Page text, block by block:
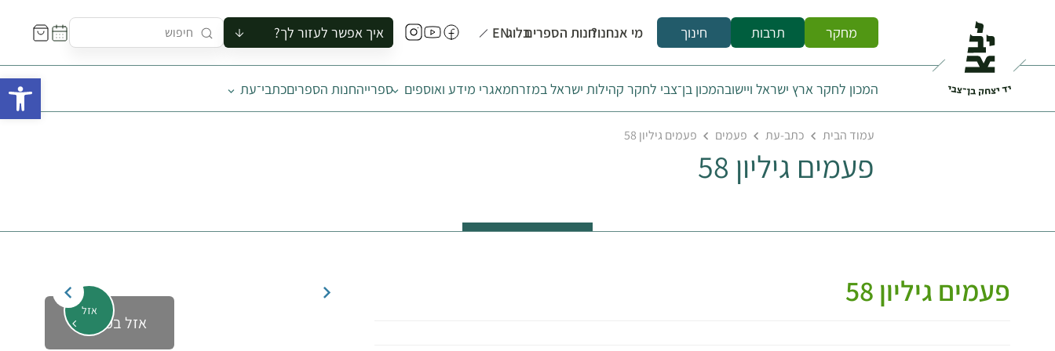
מחקר תרבות חינוך מי אנחנו?חנות הספריםבלוגEN איך אפשר לעזור לך?
להזמין סיור לקבוצה
להירשם לסיור
להירשם לקורס
המכון לחקר ארץ ישראל ויישובהמכון בן־צבי לחקר קהילות ישראל במזרחמאגרי מידע ואוספים ספרייהחנות הספריםכתבי־עת
עמוד הבית כתב-עת פעמים פעמים גיליון 58
פעמים גיליון 58
פעמים גיליון 58
אזל
אזל במלאי